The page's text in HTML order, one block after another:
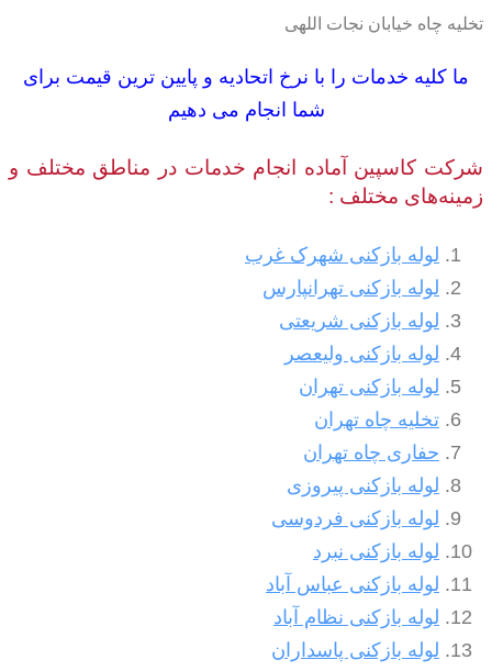
تخلیه چاه خیابان نجات اللهی
ما کلیه خدمات را با نرخ اتحادیه و پایین ترین قیمت برای
شما انجام می دهیم
شرکت کاسپین آماده انجام خدمات در مناطق مختلف و
زمینه‌های مختلف :
لوله بازکنی شهرک غرب
لوله بازکنی تهرانپارس
لوله بازکنی شریعتی
لوله بازکنی ولیعصر
لوله بازکنی تهران
تخلیه چاه تهران
حفاری چاه تهران
لوله بازکنی پیروزی
لوله بازکنی فردوسی
لوله بازکنی نبرد
لوله بازکنی عباس آباد
لوله بازکنی نظام آباد
لوله بازکنی پاسداران